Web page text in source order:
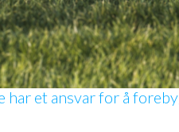
har et ansvar for å